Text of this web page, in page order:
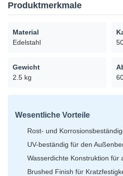
Produktmerkmale
Material
Edelstahl
Gewicht
2.5 kg
Wesentliche Vorteile
Rost- und
UV-beständig für den
Wasserdichte Konstruktion für
Brushed Finish für